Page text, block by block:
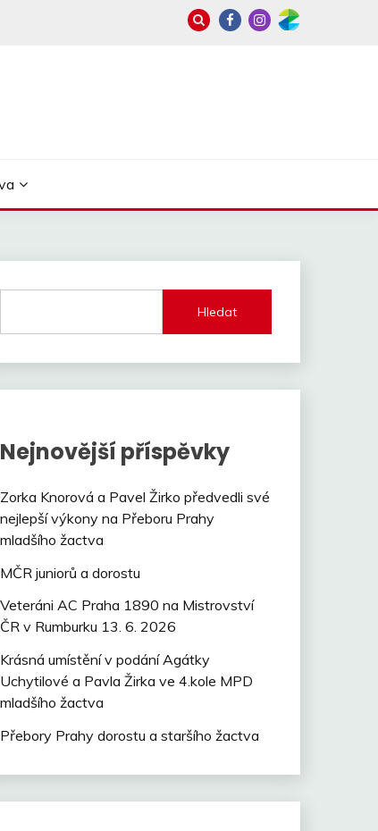
Hledat
Nejnovější příspěvky
Zorka Knorová a Pavel Žirko předvedli své
nejlepší výkony na Přeboru Prahy
mladšího žactva
MČR juniorů a dorostu
Veteráni AC Praha 1890 na Mistrovství
ČR v Rumburku 13. 6. 2026
Krásná umístění v podání Agátky
Uchytilové a Pavla Žirka ve 4.kole MPD
mladšího žactva
Přebory Prahy dorostu a staršího žactva